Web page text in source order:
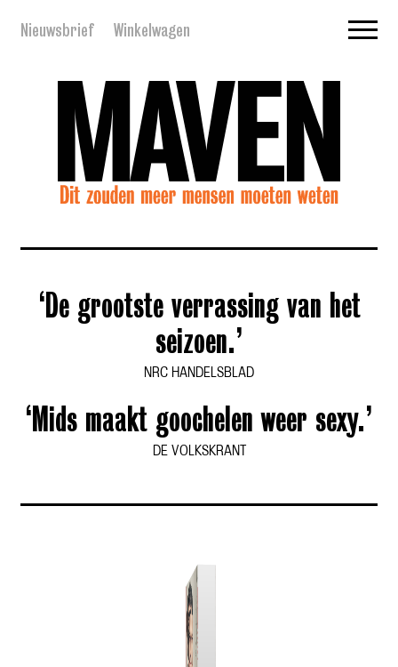
Nieuwsbrief Winkelwagen
‘De grootste verrassing van het
seizoen.’
NRC HANDELSBLAD
‘Mids maakt goochelen weer sexy.’
DE VOLKSKRANT